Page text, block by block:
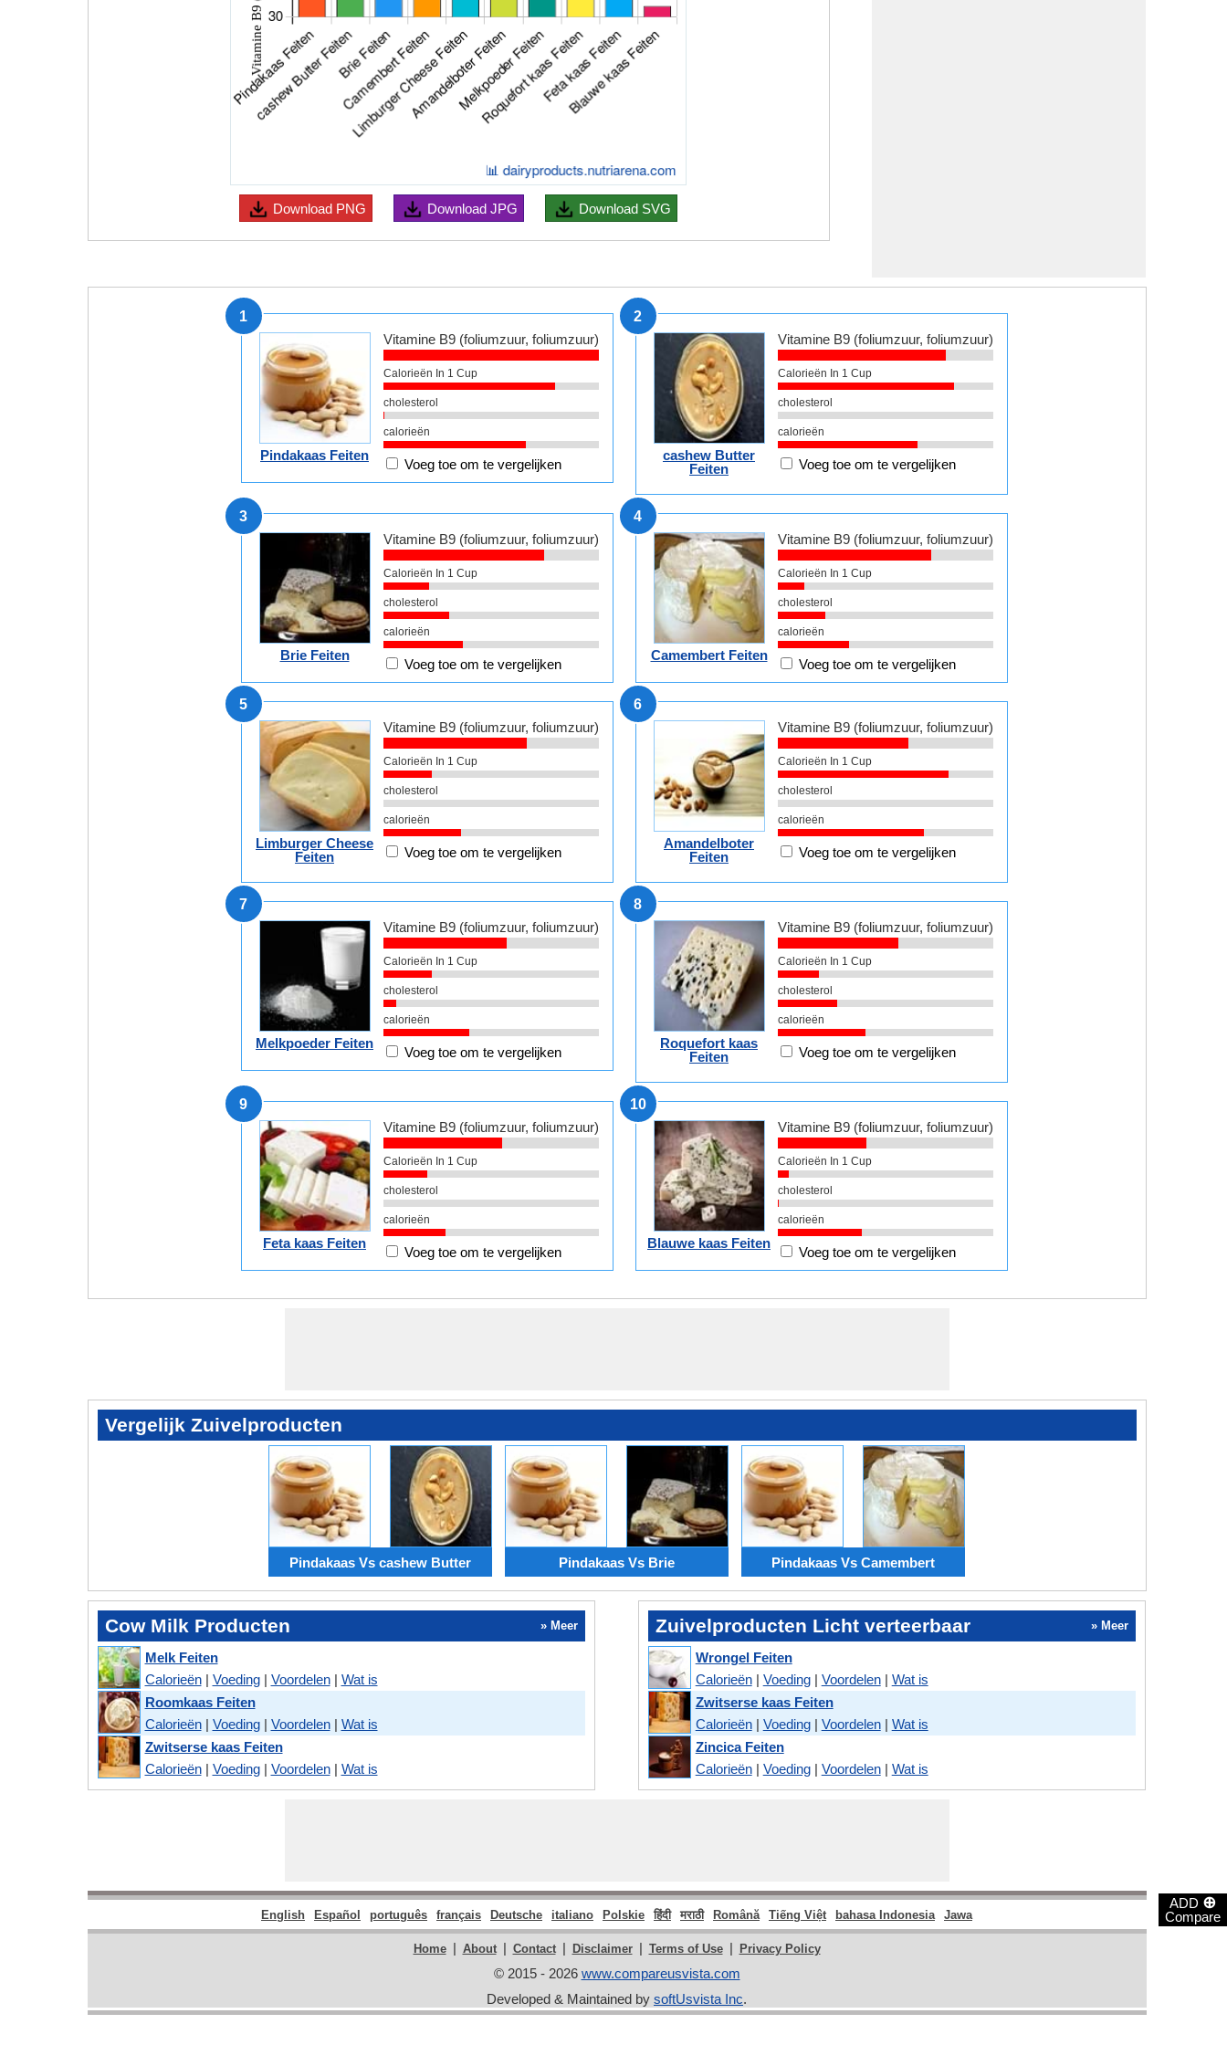
ADD ⊕
Compare
Download PNG DownloadJPG Download SVG
1
Pindakaas Feiten
Vitamine B9 (foliumzuur, foliumzuur)
Calorieën In 1 Cup
cholesterol
calorieën
Voeg toe om te vergelijken
2
cashew Butter
Feiten
Vitamine B9 (foliumzuur, foliumzuur)
Calorieën In 1 Cup
cholesterol
calorieën
Voeg toe om te vergelijken
3
Brie Feiten
Vitamine B9 (foliumzuur, foliumzuur)
Calorieën In 1 Cup
cholesterol
calorieën
Voeg toe om te vergelijken
4
Camembert Feiten
Vitamine B9 (foliumzuur, foliumzuur)
Calorieën In 1 Cup
cholesterol
calorieën
Voeg toe om te vergelijken
5
Limburger Cheese
Feiten
Vitamine B9 (foliumzuur, foliumzuur)
Calorieën In 1 Cup
cholesterol
calorieën
Voeg toe om te vergelijken
6
Amandelboter
Feiten
Vitamine B9 (foliumzuur, foliumzuur)
Calorieën In 1 Cup
cholesterol
calorieën
Voeg toe om te vergelijken
7
Melkpoeder Feiten
Vitamine B9 (foliumzuur, foliumzuur)
Calorieën In 1 Cup
cholesterol
calorieën
Voeg toe om te vergelijken
8
Roquefort kaas
Feiten
Vitamine B9 (foliumzuur, foliumzuur)
Calorieën In 1 Cup
cholesterol
calorieën
Voeg toe om te vergelijken
9
Feta kaas Feiten
Vitamine B9 (foliumzuur, foliumzuur)
Calorieën In 1 Cup
cholesterol
calorieën
Voeg toe om te vergelijken
10
Blauwe kaas Feiten
Vitamine B9 (foliumzuur, foliumzuur)
Calorieën In 1 Cup
cholesterol
calorieën
Voeg toe om te vergelijken
Vergelijk Zuivelproducten
Pindakaas Vs cashew Butter Pindakaas Vs Brie Pindakaas Vs Camembert
Cow Milk Producten » Meer
Melk Feiten
Calorieën| Voeding| Voordelen| Wat is
Roomkaas Feiten
Calorieën| Voeding| Voordelen| Wat is
Zwitserse kaas Feiten
Calorieën| Voeding| Voordelen| Wat is
Zuivelproducten Licht verteerbaar » Meer
Wrongel Feiten
Calorieën| Voeding| Voordelen| Wat is
Zwitserse kaas Feiten
Calorieën| Voeding| Voordelen| Wat is
Zincica Feiten
Calorieën| Voeding| Voordelen| Wat is
English Español português français Deutsche italiano Polskie हिंदी मराठी Română Tiếng Việt bahasa Indonesia Jawa
Home | About | Contact | Disclaimer | Terms of Use | Privacy Policy
© 2015 - 2026 www.compareusvista.com
Developed & Maintained by softUsvista Inc.